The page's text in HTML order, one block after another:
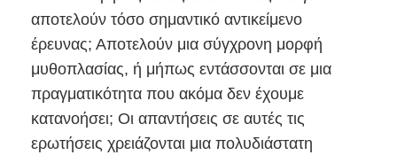
αποτελούν τόσο σημαντικό αντικείμενο
έρευνας; Αποτελούν μια σύγχρονη μορφή
μυθοπλασίας, ή μήπως εντάσσονται σε μια
πραγματικότητα που ακόμα δεν έχουμε
κατανοήσει; Οι απαντήσεις σε αυτές τις
ερωτήσεις χρειάζονται μια πολυδιάστατη